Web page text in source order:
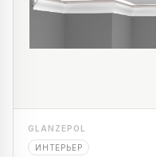
GLANZEPOL
ИНТЕРЬЕР